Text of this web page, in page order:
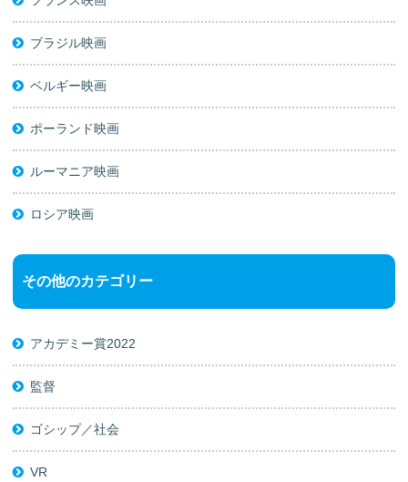
ブラジル映画
ベルギー映画
ポーランド映画
ルーマニア映画
ロシア映画
その他のカテゴリー
アカデミー賞2022
監督
ゴシップ／社会
VR